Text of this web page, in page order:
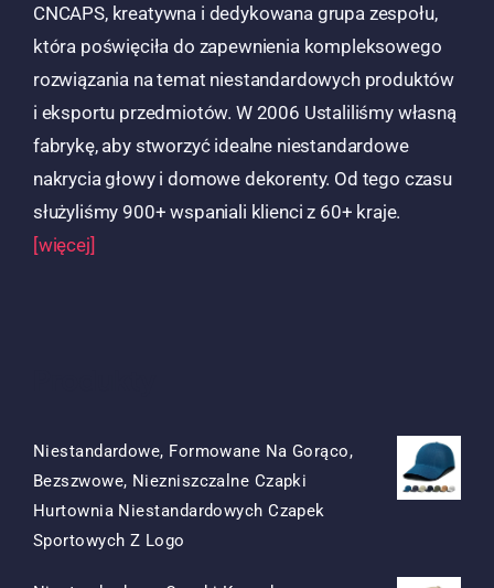
CNCAPS, kreatywna i dedykowana grupa zespołu,
która poświęciła do zapewnienia kompleksowego
rozwiązania na temat niestandardowych produktów
i eksportu przedmiotów. W 2006 Ustaliliśmy własną
fabrykę, aby stworzyć idealne niestandardowe
nakrycia głowy i domowe dekorenty. Od tego czasu
służyliśmy 900+ wspaniali klienci z 60+ kraje.
[więcej]
Niestandardowe, Formowane Na Gorąco,
Bezszwowe, Niezniszczalne Czapki
Hurtownia Niestandardowych Czapek
Sportowych Z Logo